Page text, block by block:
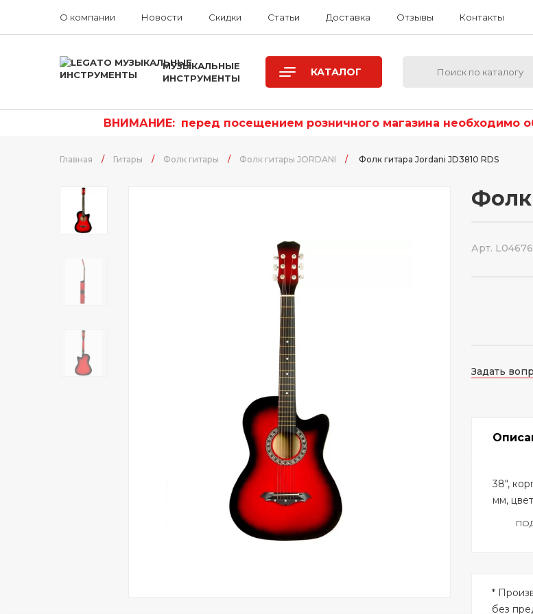
О компании Новости Скидки Статьи Доставка Отзывы Контакты
МУЗЫКАЛЬНЫЕ
ИНСТРУМЕНТЫ
КАТАЛОГ
ВНИМАНИЕ: перед посещением розничного магазина необходимо
Главная / Гитары / Фолк гитары / Фолк гитары JORDANI / Фолк гитара Jordani JD3810 RDS
Фолк
Арт.
Задать
38",
мм,
*
без